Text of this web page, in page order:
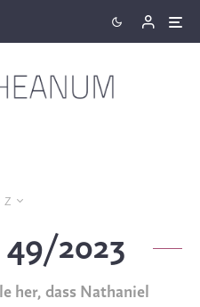
Z
49/2023
her, dass Nathaniel